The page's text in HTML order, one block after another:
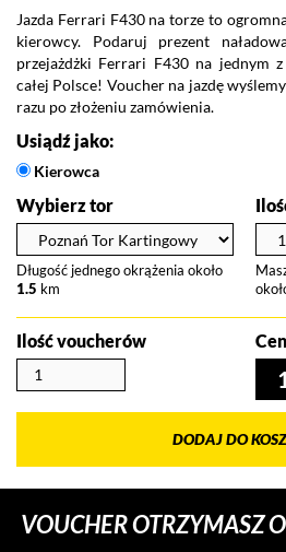
Jazda Ferrari F430 na torze to
kierowcy. Podaruj prezent
przejażdżki Ferrari F430 na jednym
całej Polsce! Voucher na jazdę
razu po złożeniu zamówienia.
Usiądź jako:
Kierowca
Wybierz tor
Długość jednego okrążenia około
1.5 km
Ilość voucherów
DODAJ DO
VOUCHER OTRZYMASZ